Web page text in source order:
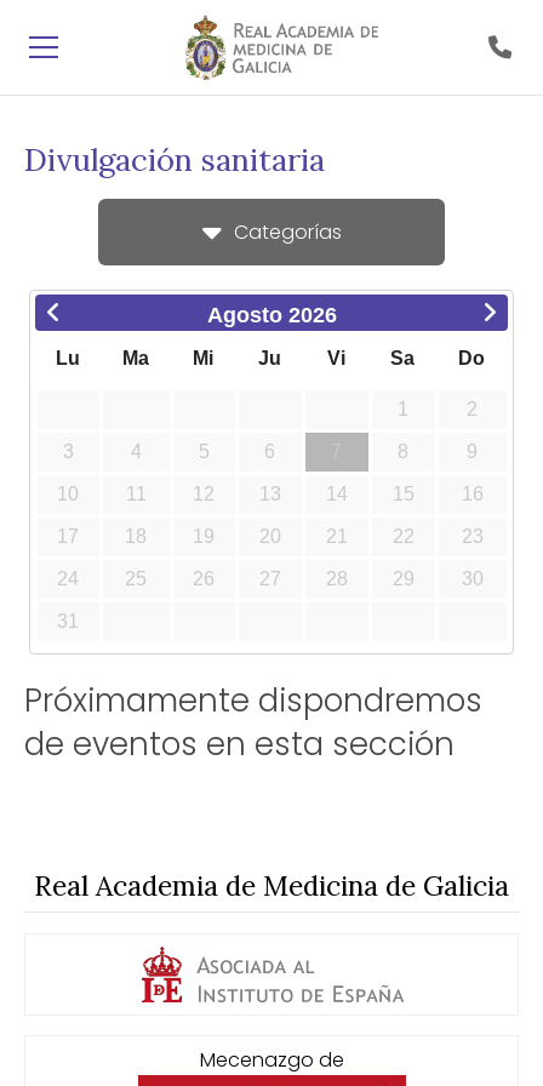
Divulgación sanitaria
Categorías
Agosto 2026
Lu Ma Mi Ju Vi Sa Do
1 2
3 4 5 6 8 9
10 11 12 13 14 15 16
17 18 19 20 21 22 23
24 25 26 27 28 29 30
31
Próximamente dispondremos
de eventos en esta sección
Real Academia de Medicina de Galicia
Mecenazgo de